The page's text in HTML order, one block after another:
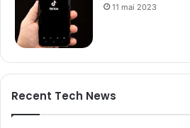
11 mai 2023
Recent Tech News